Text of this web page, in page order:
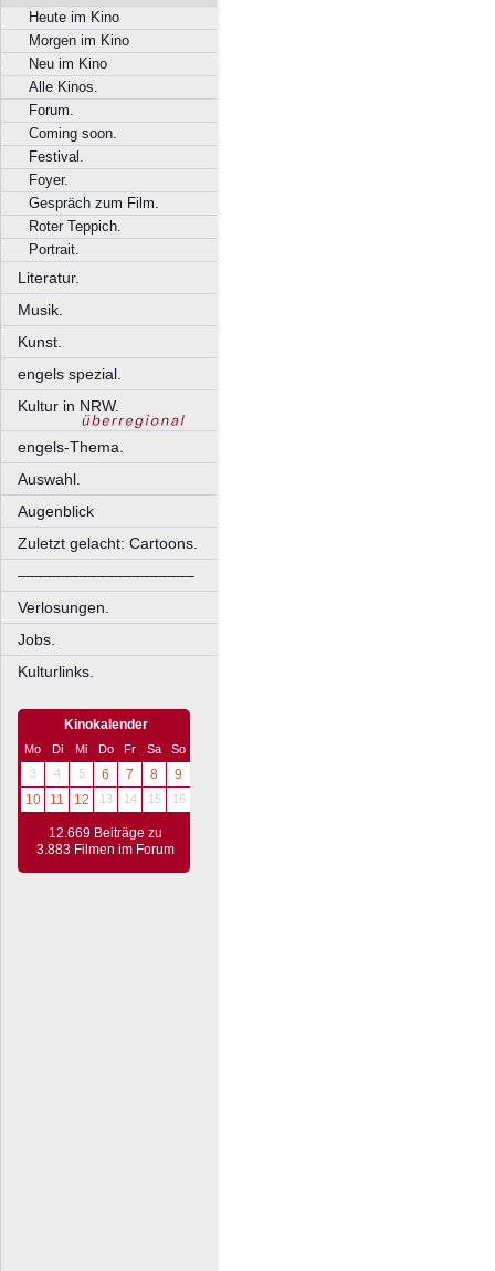
Heute im Kino
Morgen im Kino
Neu im Kino
Alle Kinos.
Forum.
Coming soon.
Festival.
Foyer.
Gespräch zum Film.
Roter Teppich.
Portrait.
Literatur.
Musik.
Kunst.
engels spezial.
Kultur in NRW.
engels-Thema.
Auswahl.
Augenblick
Zuletzt gelacht: Cartoons.
––––––––––––––––––––
Verlosungen.
Jobs.
Kulturlinks.
Kinokalender
Mo Di Mi Do Fr Sa
So
3
4 5 6 7 8
9
10
11 12 13 14 15 16
12.669 Beiträge zu
3.883 Filmen im Forum